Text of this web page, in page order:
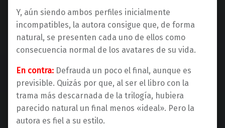
Y, aún siendo ambos perfiles inicialmente
incompatibles, la autora consigue que, de forma
natural, se presenten cada uno de ellos como
consecuencia normal de los avatares de su vida.
En contra: Defrauda un poco el final, aunque es
previsible. Quizás por que, al ser el libro con la
trama más descarnada de la trilogía, hubiera
parecido natural un final menos «ideal». Pero la
autora es fiel a su estilo.